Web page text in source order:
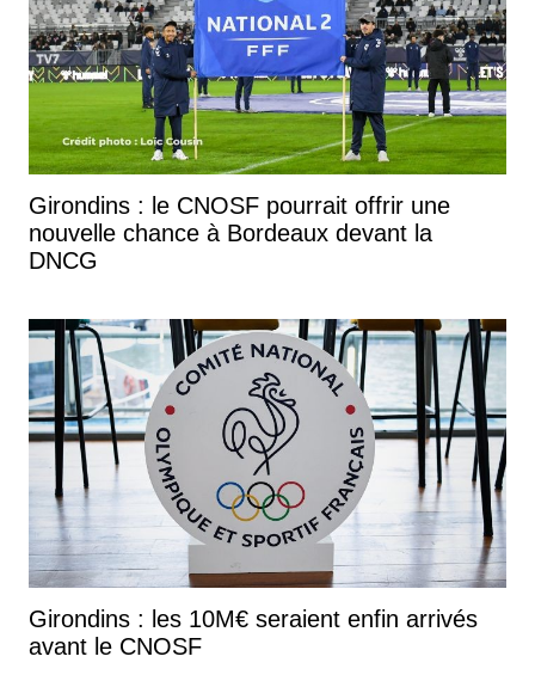
Girondins : le CNOSF pourrait offrir une
nouvelle chance à Bordeaux devant la
DNCG
Girondins : les 10M€ seraient enfin arrivés
avant le CNOSF